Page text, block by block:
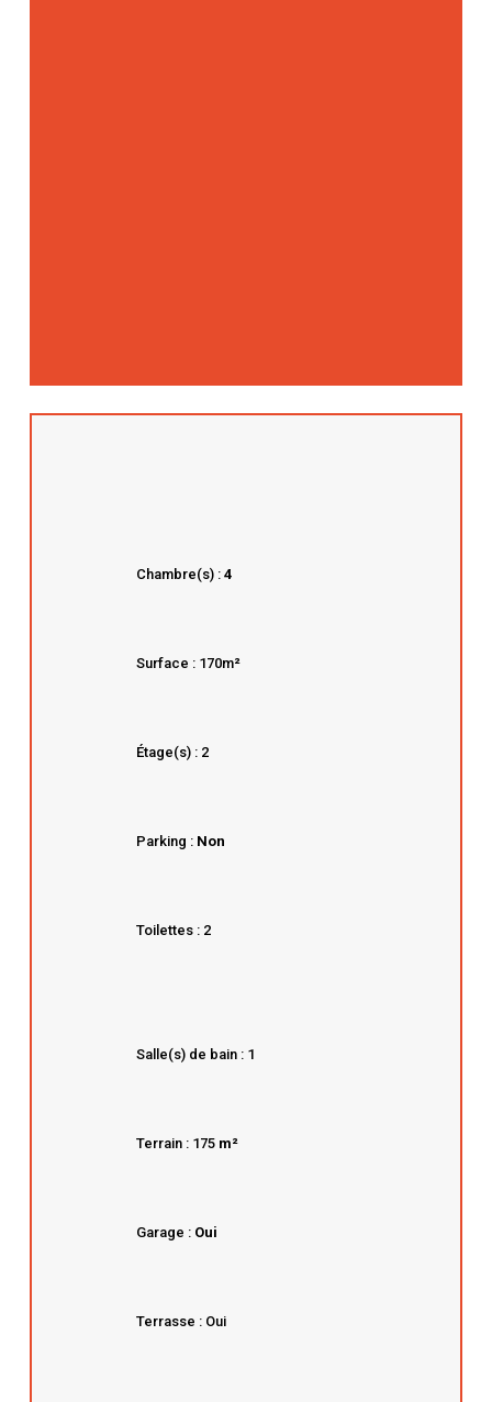
Chambre(s) :4
Surface : 170m²
Étage(s) : 2
Parking : Non
Toilettes : 2
Salle(s) de bain : 1
Terrain : 175 m²
Garage : Oui
Terrasse : Oui